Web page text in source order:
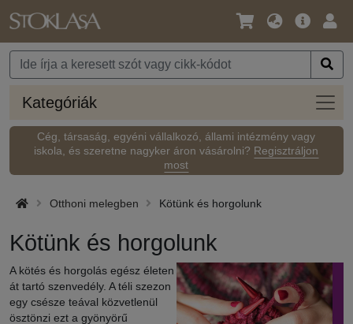
Nyelv
Pénznem
Fő
Kategóriák
Cég, társaság, egyéni vállalkozó, állami intézmény vagy
iskola, és szeretne nagyker áron vásárolni? Regisztráljon
most
Otthoni melegben Kötünk és horgolunk
Kötünk és horgolunk
A kötés és horgolás egész életen
át tartó szenvedély. A téli szezon
egy csésze teával közvetlenül
ösztönzi ezt a gyönyörű